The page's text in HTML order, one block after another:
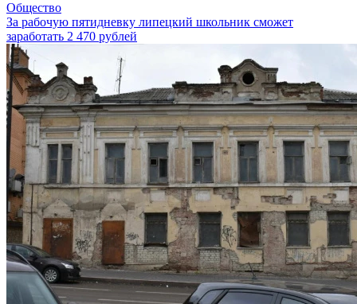
Общество
За рабочую пятидневку липецкий школьник сможет
заработать 2 470 рублей